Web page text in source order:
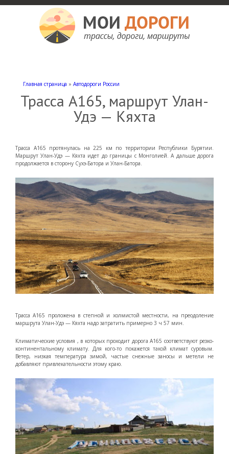
Главная страница » Автодороги России
Трасса А165, маршрут Улан-
Удэ — Кяхта
Трасса А165 протянулась на 225 км по территории Республики Бурятии.
Маршрут Улан-Удэ — Кяхта идет до границы с Монголией. А дальше дорога
продолжается в сторону Сухэ-Батора и Улан-Батора.
Трасса А165 проложена в степной и холмистой местности, на преодоление
маршрута Улан-Удэ — Кяхта надо затратить примерно 3 ч 57 мин.
Климатические условия , в которых проходит дорога А165 соответствуют резко-
континентальному климату. Для кого-то покажется такой климат суровым.
Ветер, низкая температура зимой, частые снежные заносы и метели не
добавляют привлекательности этому краю.